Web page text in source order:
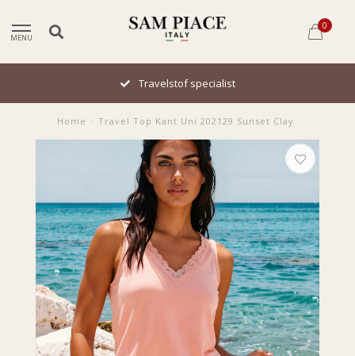
MENU
0
Travelstof specialist
Home Travel Top Kant Uni 202129 Sunset Clay